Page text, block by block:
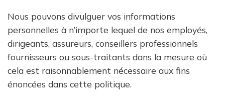
Nous pouvons divulguer vos informations
personnelles à n’importe lequel de nos employés,
dirigeants, assureurs, conseillers professionnels
fournisseurs ou sous-traitants dans la mesure où
cela est raisonnablement nécessaire aux fins
énoncées dans cette politique.